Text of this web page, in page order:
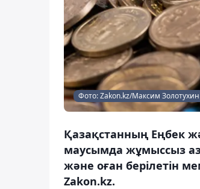
Фото: Zakon.kz/Максим Золотухин
Қазақстанның Еңбек
маусымда жұмыссыз
және оған берілетін
Zakon.kz.